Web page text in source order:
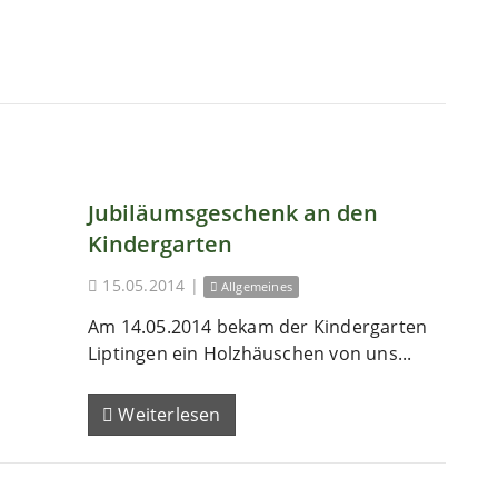
Jubiläumsgeschenk an den
Kindergarten
15.05.2014 | Allgemeines
Am 14.05.2014 bekam der Kindergarten
Liptingen ein Holzhäuschen von uns...
Weiterlesen